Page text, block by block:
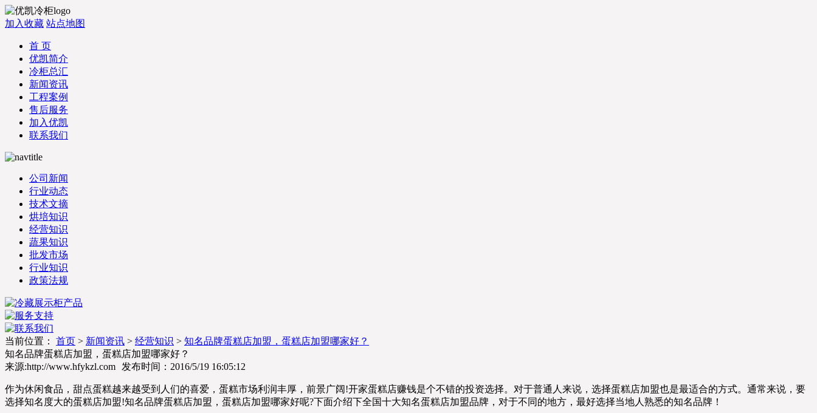
加入收藏 站点地图
首 页
优凯简介
冷柜总汇
新闻资讯
工程案例
售后服务
加入优凯
联系我们
公司新闻
行业动态
技术文摘
烘培知识
经营知识
蔬果知识
批发市场
行业知识
政策法规
当前位置： 首页 > 新闻资讯 > 经营知识 > 知名品牌蛋糕店加盟，蛋糕店加盟哪家好？
知名品牌蛋糕店加盟，蛋糕店加盟哪家好？
来源:http://www.hfykzl.com
发布时间： 2016/5/19 16:05:12
作为休闲食品，甜点蛋糕越来越受到人们的喜爱，蛋糕市场利润丰厚，前景广阔!开家蛋糕店赚钱是个不错的投资选择。对于普通人来说，选择蛋糕店加盟也是最适合的方式。通常来说，要
选择知名度大的蛋糕店加盟!知名品牌蛋糕店加盟，蛋糕店加盟哪家好呢?下面介绍下全国十大知名蛋糕店加盟品牌，对于不同的地方，最好选择当地人熟悉的知名品牌！